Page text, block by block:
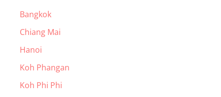
Bangkok
Chiang Mai
Hanoi
Koh Phangan
Koh Phi Phi